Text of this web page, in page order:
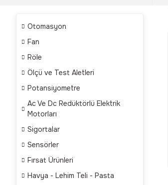
Otomasyon
Fan
Röle
Ölçü ve Test Aletleri
Potansiyometre
Ac Ve Dc Redüktörlü Elektrik
Motorları
Sigortalar
Sensörler
Fırsat Ürünleri
Havya - Lehim Teli - Pasta